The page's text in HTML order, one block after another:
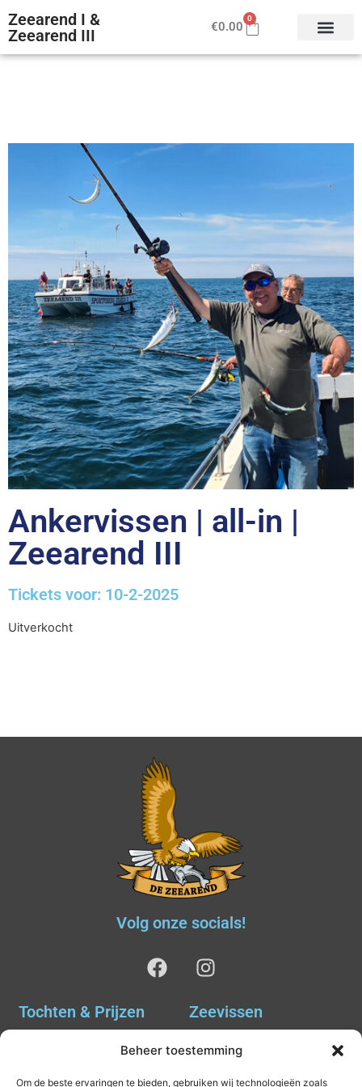
Beheer toestemming
Om de beste ervaringen te bieden, gebruiken wij technologieën zoals
Zeearend I &
Zeearend III
€0.00
0
Ankervissen | all-in |
Zeearend III
Tickets voor: 10-2-2025
Uitverkocht
Volg onze socials!
Tochten & Prijzen Zeevissen
Tochten & Prijzen